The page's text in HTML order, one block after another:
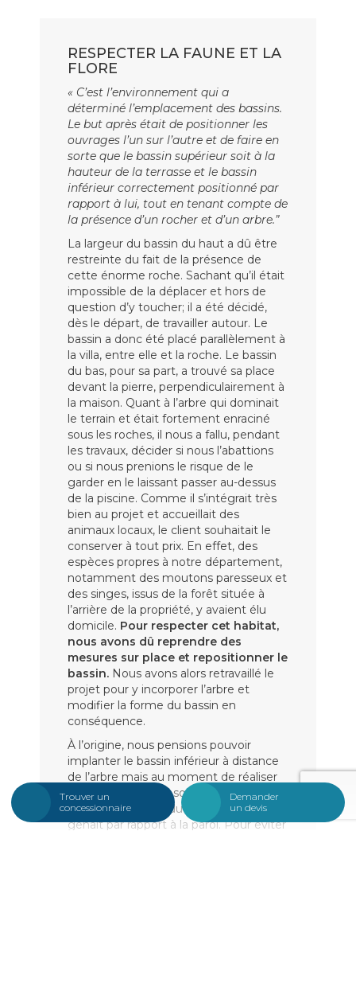
RESPECTER LA FAUNE ET LA
FLORE
« C’est l’environnement qui a
déterminé l’emplacement des bassins.
Le but après était de positionner les
ouvrages l’un sur l’autre et de faire en
sorte que le bassin supérieur soit à la
hauteur de la terrasse et le bassin
inférieur correctement positionné par
rapport à lui, tout en tenant compte de
la présence d’un rocher et d’un arbre.”
La largeur du bassin du haut a dû être
restreinte du fait de la présence de
cette énorme roche. Sachant qu’il était
impossible de la déplacer et hors de
question d’y toucher; il a été décidé,
dès le départ, de travailler autour. Le
bassin a donc été placé parallèlement à
la villa, entre elle et la roche. Le bassin
du bas, pour sa part, a trouvé sa place
devant la pierre, perpendiculairement à
la maison. Quant à l’arbre qui dominait
le terrain et était fortement enraciné
sous les roches, il nous a fallu, pendant
les travaux, décider si nous l’abattions
ou si nous prenions le risque de le
garder en le laissant passer au-dessus
de la piscine. Comme il s’intégrait très
bien au projet et accueillait des
animaux locaux, le client souhaitait le
conserver à tout prix. En effet, des
espèces propres à notre département,
notamment des moutons paresseux et
des singes, issus de la forêt située à
l’arrière de la propriété, y avaient élu
domicile. Pour respecter cet habitat,
nous avons dû reprendre des
mesures sur place et repositionner le
bassin. Nous avons alors retravaillé le
projet pour y incorporer l’arbre et
modifier la forme du bassin en
conséquence.
À l’origine, nous pensions pouvoir
implanter le bassin inférieur à distance
de l’arbre mais au moment de réaliser
les longrines et les sous-œuvres, nous
nous sommes rendu compte qu’il nous
gênait par rapport à la paroi. Pour éviter
Trouver un
concessionnaire
Demander
un devis